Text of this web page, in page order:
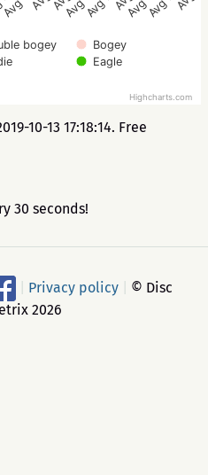
bogey
Bogey
Eagle
Highcharts.com
10-13 17:18:14. Free
30 seconds!
Privacy policy
© Disc
2026